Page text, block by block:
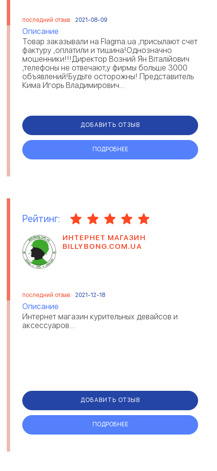
последний отзыв: 2021-08-09
Описание
Товар заказывали на Flagma.ua ,присылают счет
фактуру ,оплатили и тишина!Однозначно
мошенники!!!Директор Возний Ян Віталійович
,телефоны не отвечают,у фирмы больше 3000
объявлений!Будьте осторожны! Представитель
Кима Игорь Владимирович...
ДОБАВИТЬ ОТЗЫВ
ПОДРОБНЕЕ
Рейтинг:
ИНТЕРНЕТ МАГАЗИН
BILLYBONG.COM.UA
последний отзыв: 2021-12-18
Описание
Интернет магазин курительных девайсов и
аксессуаров...
ДОБАВИТЬ ОТЗЫВ
ПОДРОБНЕЕ